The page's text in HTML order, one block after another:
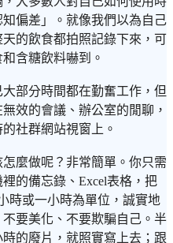
偏差」。就像我們以為自己
的飲食都拍照記錄下來，可
含糖飲料嚇到。
部分時間都在勤奮工作，但
效的會議、辦公室的閒聊，
社群網站視窗上。
麼做呢？非常簡單。你只需
的備忘錄、Excel表格，把
時或一小時為單位，誠實地
要美化、不要欺騙自己。半
的廢片，就照實寫上去；跟